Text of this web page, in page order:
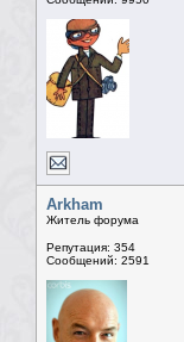
Arkham
Житель форума
Репутация: 354
Сообщений: 2591